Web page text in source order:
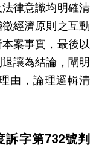
律意識均明確清
經濟原則之互動
案事實，最後以
讓為結論，闡明
由，論理邏輯清
訴字第732號判